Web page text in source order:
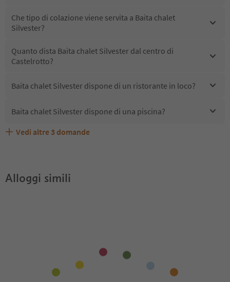
Che tipo di colazione viene servita a Baita chalet
Silvester?
Quanto dista Baita chalet Silvester dal centro di
Castelrotto?
Baita chalet Silvester dispone di un ristorante in loco?
Baita chalet Silvester dispone di una piscina?
Baita chalet Silvester accetta animali domestici?
Quali servizi/attività sono disponibili presso Baita chalet
Gli ospiti di Baita chalet Silvester ricevono l'Alto Adige
Vedi altre 3 domande
Alloggi simili